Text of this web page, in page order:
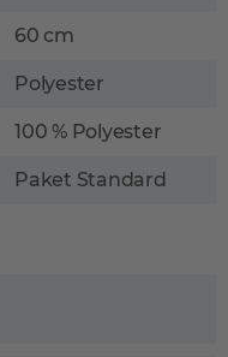
60 cm
Polyester
100 % Polyester
Paket Standard